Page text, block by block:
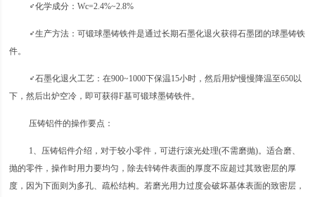
♂化学成分：Wc=2.4%~2.8%
♂生产方法：可锻球墨铸铁件是通过长期石墨化退火获得石墨团的球墨铸铁
件。
♂石墨化退火工艺：在900~1000下保温15小时，然后用炉慢慢降温至650以
下，然后出炉空冷，即可获得F基可锻球墨铸铁件。
压铸铝件的操作要点：
1、压铸铝件介绍，对于较小零件，可进行滚光处理(不需磨抛)。适合磨、
抛的零件，操作时用力要均匀，除去锌铸件表面的厚度不应超过其致密层的厚
度，因为下面则为多孔、疏松结构。若磨光用力过度会破坏基体表面的致密层，